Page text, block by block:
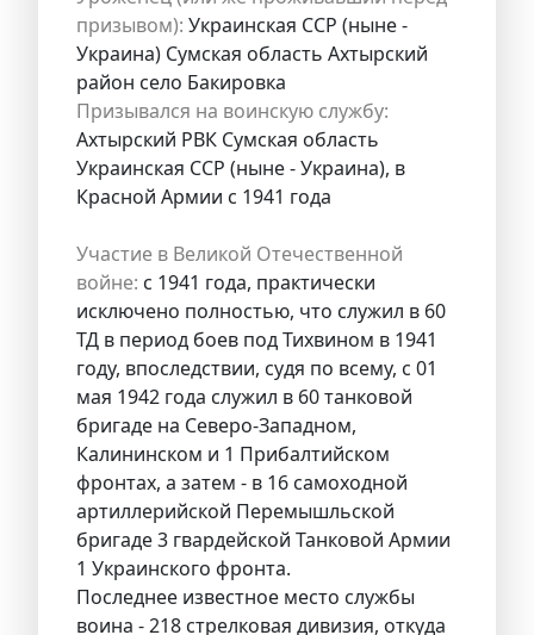
призывом): Украинская ССР (ныне -
Украина) Сумская область Ахтырский
район село Бакировка
Призывался на воинскую службу:
Ахтырский РВК Сумская область
Украинская ССР (ныне - Украина), в
Красной Армии с 1941 года
Участие в Великой Отечественной
войне: с 1941 года, практически
исключено полностью, что служил в 60
ТД в период боев под Тихвином в 1941
году, впоследствии, судя по всему, с 01
мая 1942 года служил в 60 танковой
бригаде на Северо-Западном,
Калининском и 1 Прибалтийском
фронтах, а затем - в 16 самоходной
артиллерийской Перемышльской
бригаде 3 гвардейской Танковой Армии
1 Украинского фронта.
Последнее известное место службы
воина - 218 стрелковая дивизия, откуда